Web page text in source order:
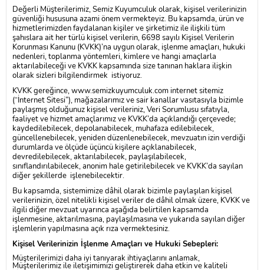
Değerli Müşterilerimiz,Semiz Kuyumculuk olarak, kişisel verilerinizin
güvenliği hususuna azami önem vermekteyiz. Bu kapsamda, ürün ve
hizmetlerimizden faydalanan kişiler ve şirketimiz ile ilişkili tüm
şahıslara ait her türlü kişisel verilerin, 6698 sayılı Kişisel Verilerin
Korunması Kanunu (KVKK)’na uygun olarak, işlenme amaçları, hukuki
nedenleri, toplanma yöntemleri, kimlere ve hangi amaçlarla
aktarılabileceği ve KVKK kapsamında size tanınan haklara ilişkin
olarak sizleri bilgilendirmek istiyoruz.
KVKK gereğince,www.semizkuyumculuk.com internet sitemiz
(“İnternet Sitesi”), mağazalarımız ve sair kanallar vasıtasıyla bizimle
paylaşmış olduğunuz kişisel verileriniz, Veri Sorumlusu sıfatıyla,
faaliyet ve hizmet amaçlarımız ve KVKK’da açıklandığı çerçevede;
kaydedilebilecek, depolanabilecek, muhafaza edilebilecek,
güncellenebilecek, yeniden düzenlenebilecek, mevzuatın izin verdiği
durumlarda ve ölçüde üçüncü kişilere açıklanabilecek,
devredilebilecek, aktarılabilecek, paylaşılabilecek,
sınıflandırılabilecek, anonim hale getirilebilecek ve KVKK’da sayılan
diğer şekillerde işlenebilecektir.
Bu kapsamda, sistemimize dâhil olarak bizimle paylaşılan kişisel
verilerinizin, özel nitelikli kişisel veriler de dâhil olmak üzere, KVKK ve
ilgili diğer mevzuat uyarınca aşağıda belirtilen kapsamda
işlenmesine, aktarılmasına, paylaşılmasına ve yukarıda sayılan diğer
işlemlerin yapılmasına açık rıza vermektesiniz.
Kişisel Verilerinizin İşlenme Amaçları ve Hukuki Sebepleri:
Müşterilerimizi daha iyi tanıyarak ihtiyaçlarını anlamak,
Müşterilerimiz ile iletişimimizi geliştirerek daha etkin ve kaliteli